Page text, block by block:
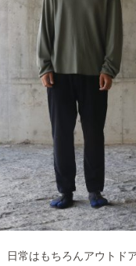
日常はもちろんアウトド